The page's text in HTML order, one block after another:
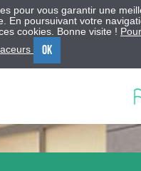
pour vous garantir une
En poursuivant votre
cookies. Bonne visite !
OK